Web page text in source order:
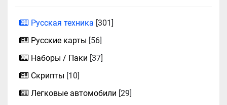
Русская техника [301]
Русские карты [56]
Наборы / Паки [37]
Скрипты [10]
Легковые автомобили [29]